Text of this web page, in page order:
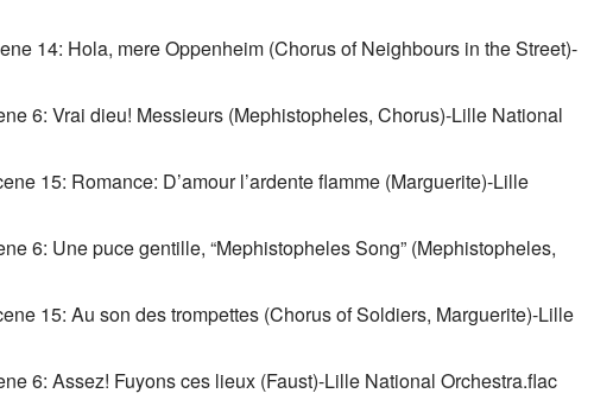
14: Hola, mere Oppenheim (Chorus of Neighbours in the Street)-
6: Vrai dieu! Messieurs (Mephistopheles, Chorus)-Lille National
15: Romance: D’amour l’ardente flamme (Marguerite)-Lille
6: Une puce gentille, “Mephistopheles Song” (Mephistopheles,
15: Au son des trompettes (Chorus of Soldiers, Marguerite)-Lille
6: Assez! Fuyons ces lieux (Faust)-Lille National Orchestra.flac